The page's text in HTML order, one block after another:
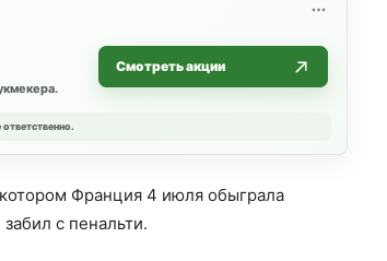
Смотреть акции
Франция 4 июля обыграла
с пенальти.